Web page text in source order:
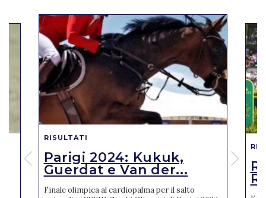
RISULTATI
Parigi 2024: Kukuk,
Guerdat e Van der...
Finale olimpica al cardiopalma per il salto